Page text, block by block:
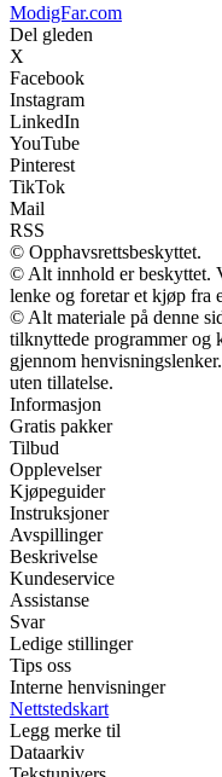
ModigFar.com
Del gleden
X
Facebook
Instagram
LinkedIn
YouTube
Pinterest
TikTok
Mail
RSS
© Opphavsrettsbeskyttet.
© Alt innhold er beskyttet.
lenke og foretar et kjøp fra
© Alt materiale på denne
tilknyttede programmer og
gjennom
uten tillatelse.
Informasjon
Gratis pakker
Tilbud
Opplevelser
Kjøpeguider
Instruksjoner
Avspillinger
Beskrivelse
Kundeservice
Assistanse
Svar
Ledige stillinger
Tips oss
Interne henvisninger
Nettstedskart
Legg merke til
Dataarkiv